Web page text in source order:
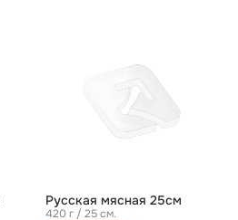
Русская мясная 25см
420 г / 25 см.